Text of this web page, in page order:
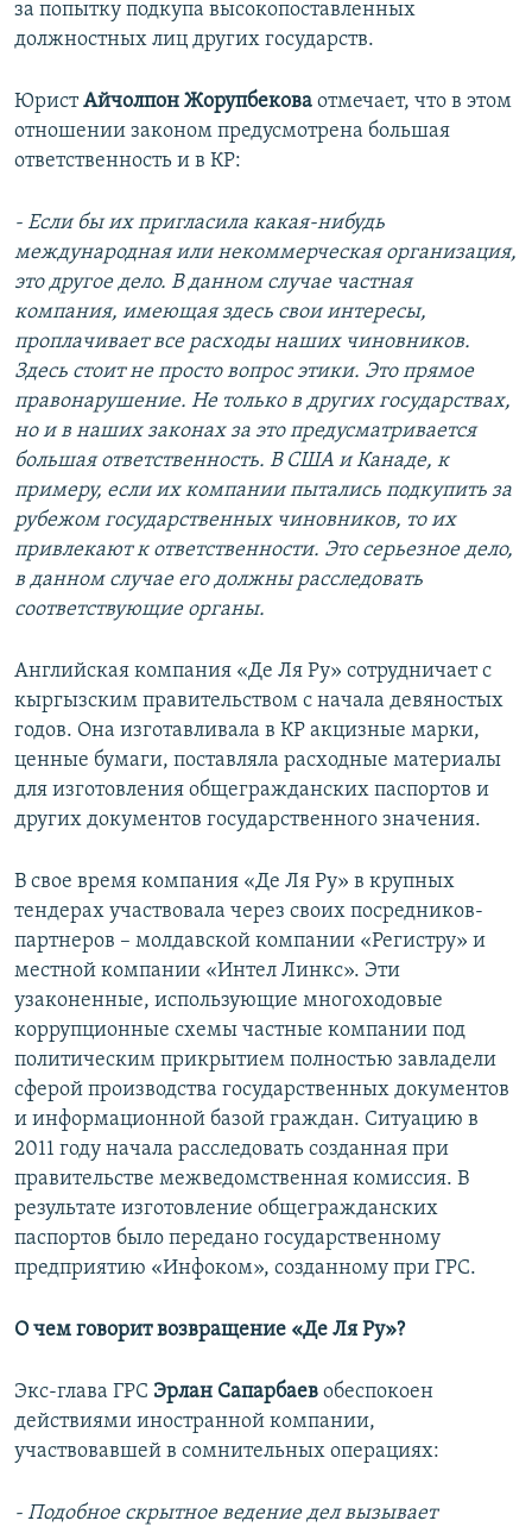
за попытку подкупа высокопоставленных
должностных лиц других государств.
ЮристАйчолпон Жорупбекова отмечает, что в этом
отношении законом предусмотрена большая
ответственность и в КР:
- Если бы их пригласила какая-нибудь
международная или некоммерческая организация,
это другое дело. В данном случае частная
компания, имеющая здесь свои интересы,
проплачивает все расходы наших чиновников.
Здесь стоит не просто вопрос этики. Это прямое
правонарушение. Не только в других государствах,
но и в наших законах за это предусматривается
большая ответственность. В США и Канаде, к
примеру, если их компании пытались подкупить за
рубежом государственных чиновников, то их
привлекают к ответственности. Это серьезное дело,
в данном случае его должны расследовать
соответствующие органы.
Английская компания «Де Ля Ру» сотрудничает с
кыргызским правительством с начала девяностых
годов. Она изготавливала в КР акцизные марки,
ценные бумаги, поставляла расходные материалы
для изготовления общегражданских паспортов и
других документов государственного значения.
В свое время компания «Де Ля Ру» в крупных
тендерах участвовала через своих посредников-
партнеров – молдавской компании «Регистру» и
местной компании «Интел Линкс». Эти
узаконенные, использующие многоходовые
коррупционные схемы частные компании под
политическим прикрытием полностью завладели
сферой производства государственных документов
и информационной базой граждан. Ситуацию в
2011 году начала расследовать созданная при
правительстве межведомственная комиссия. В
результате изготовление общегражданских
паспортов было передано государственному
предприятию «Инфоком», созданному при ГРС.
О чем говорит возвращение «Де Ля Ру»?
Экс-глава ГРС Эрлан Сапарбаев обеспокоен
действиями иностранной компании,
участвовавшей в сомнительных операциях:
- Подобное скрытное ведение дел вызывает